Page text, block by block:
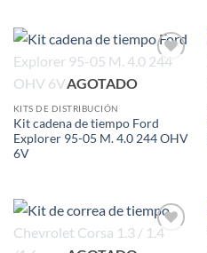
AGOTADO
KITS DE DISTRIBUCIÓN
Kit cadena de tiempo Ford
Explorer 95-05 M. 4.0 244 OHV
6V